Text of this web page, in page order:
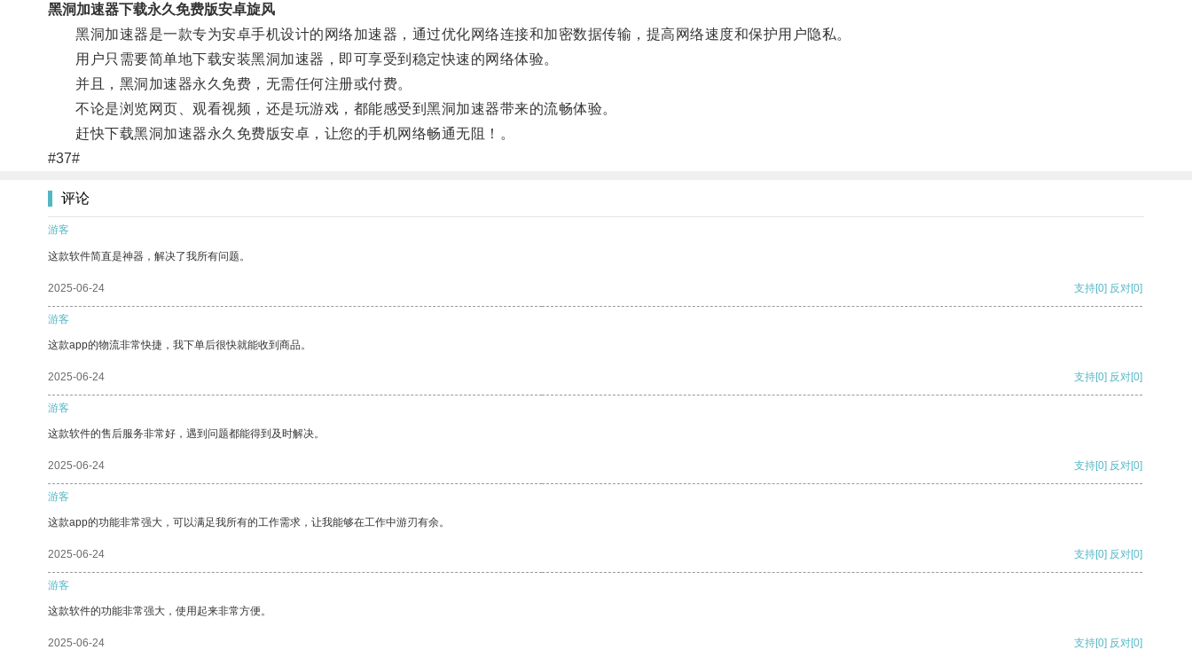
黑洞加速器下载永久免费版安卓旋风
黑洞加速器是一款专为安卓手机设计的网络加速器，通过优化网络连接和加密数据传输，提高网络速度和保护用户隐私。
用户只需要简单地下载安装黑洞加速器，即可享受到稳定快速的网络体验。
并且，黑洞加速器永久免费，无需任何注册或付费。
不论是浏览网页、观看视频，还是玩游戏，都能感受到黑洞加速器带来的流畅体验。
赶快下载黑洞加速器永久免费版安卓，让您的手机网络畅通无阻！。
#37#
评论
游客
这款软件简直是神器，解决了我所有问题。
2025-06-24 支持[0] 反对[0]
游客
这款app的物流非常快捷，我下单后很快就能收到商品。
2025-06-24 支持[0] 反对[0]
游客
这款软件的售后服务非常好，遇到问题都能得到及时解决。
2025-06-24 支持[0] 反对[0]
游客
这款app的功能非常强大，可以满足我所有的工作需求，让我能够在工作中游刃有余。
2025-06-24 支持[0] 反对[0]
游客
这款软件的功能非常强大，使用起来非常方便。
2025-06-24 支持[0] 反对[0]